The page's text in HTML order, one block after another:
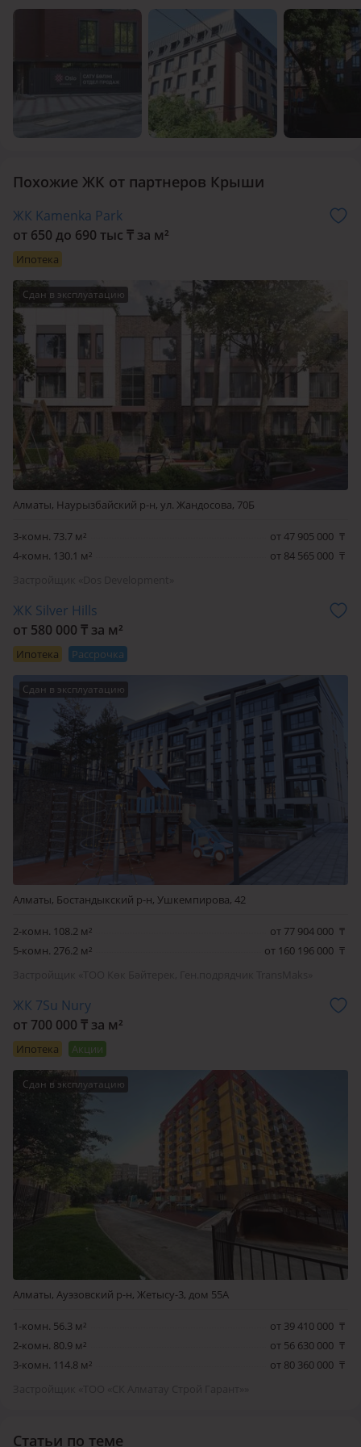
Похожие ЖК от партнеров Крыши
ЖК Kamenka Park
от 650 до 690 тыс ₸ за м²
Ипотека
Сдан в эксплуатацию
Алматы, Наурызбайский р-н, ул. Жандосова, 70Б
3-комн. 73.7 м² от 47 905 000 ₸
4-комн. 130.1 м²
от 84 565 000 ₸
ЖК Silver Hills
от 580 000 ₸ за м²
Ипотека Рассрочка
Сдан в эксплуатацию
Алматы, Бостандыкский р-н, Ушкемпирова, 42
2-комн. 108.2 м² от 77 904 000 ₸
5-комн. 276.2 м²
от 160 196 000 ₸
ЖК 7Su Nury
от 700 000 ₸ за м²
Ипотека Акции
Сдан в эксплуатацию
Алматы, Ауэзовский р-н, Жетысу-3, дом 55А
1-комн. 56.3 м² от 39 410 000 ₸
2-комн. 80.9 м²
от 56 630 000 ₸
3-комн. 114.8 м²
от 80 360 000 ₸
Статьи по теме